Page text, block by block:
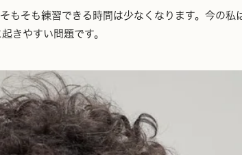
もそも練習できる時間は少なくなります。今の
きやすい問題です。